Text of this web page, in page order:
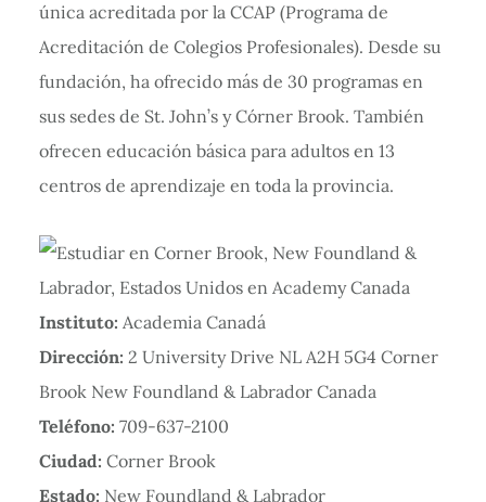
única acreditada por la CCAP (Programa de
Acreditación de Colegios Profesionales). Desde su
fundación, ha ofrecido más de 30 programas en
sus sedes de St. John’s y Córner Brook. También
ofrecen educación básica para adultos en 13
centros de aprendizaje en toda la provincia.
Instituto: Academia Canadá
Dirección: 2 University Drive NL A2H 5G4 Corner
Brook New Foundland & Labrador Canada
Teléfono: 709-637-2100
Ciudad: Corner Brook
Estado: New Foundland & Labrador